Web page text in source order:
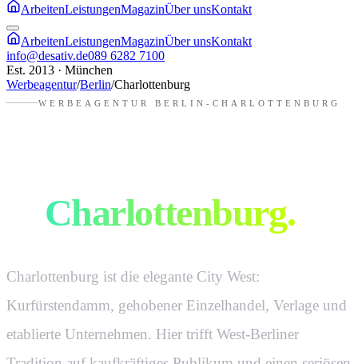
ArbeitenLeistungenMagazinÜber unsKontakt
ArbeitenLeistungenMagazinÜber unsKontakt
info@desativ.de089 6282 7100
Est. 2013 · München
Werbeagentur/Berlin/Charlottenburg
WERBEAGENTUR BERLIN-CHARLOTTENBURG
Charlottenburg.
Charlottenburg ist die elegante City West:
Kurfürstendamm, gehobener Einzelhandel, Verlage und
etablierte Unternehmen. Hier trifft West-Berliner